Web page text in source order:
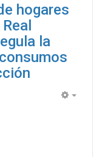
hogares
la